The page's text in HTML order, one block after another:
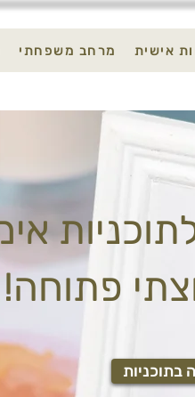
מרחב משפחתי אישית
בתוכניות